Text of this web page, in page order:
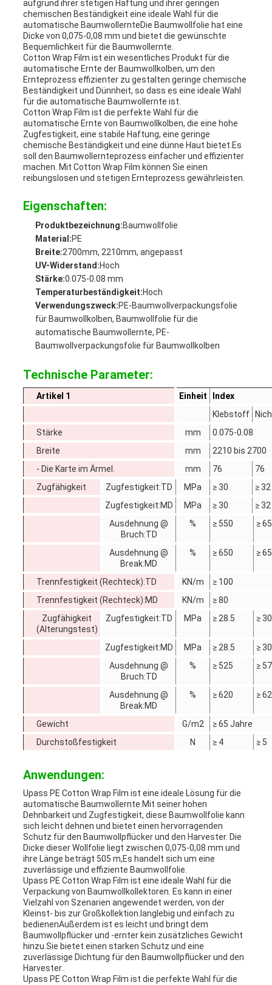
BLOG
SITEMAP
DATENSCHUTZ-
BESTIMMUNGEN
aufgrund ihrer stetigen Haftung und ihrer geringen
chemischen Beständigkeit eine ideale Wahl für die
automatische BaumwollernteDie Baumwollfolie hat eine
Dicke von 0,075-0,08 mm und bietet die gewünschte
Bequemlichkeit für die Baumwollernte.
Cotton Wrap Film ist ein wesentliches Produkt für die
automatische Ernte der Baumwollkolben, um den
Ernteprozess effizienter zu gestalten.geringe chemische
Beständigkeit und Dünnheit, so dass es eine ideale Wahl
für die automatische Baumwollernte ist.
Cotton Wrap Film ist die perfekte Wahl für die
automatische Ernte von Baumwollkolben, die eine hohe
Zugfestigkeit, eine stabile Haftung, eine geringe
chemische Beständigkeit und eine dünne Haut bietet.Es
soll den Baumwollernteprozess einfacher und effizienter
machen. Mit Cotton Wrap Film können Sie einen
reibungslosen und stetigen Ernteprozess gewährleisten.
Eigenschaften:
Produktbezeichnung:Baumwollfolie
Material:PE
Breite:2700mm, 2210mm, angepasst
UV-Widerstand:Hoch
Stärke:0.075-0.08 mm
Temperaturbeständigkeit:Hoch
Verwendungszweck:PE-Baumwollverpackungsfolie
für Baumwollkolben, Baumwollfolie für die
automatische Baumwollernte, PE-
Baumwollverpackungsfolie für Baumwollkolben
Technische Parameter:
Artikel 1 Einheit
Index
Klebstoff
Stärke
mm
0.075-0.08
Breite
mm
2210 bis 2700
- Die Karte im Ärmel.
mm 76
76
Zugfähigkeit
Zugfestigkeit:TD MPa ≥ 30
≥ 32
Zugfestigkeit:MD
MPa ≥ 30
≥ 32
Ausdehnung @
Bruch:TD
% ≥ 550 ≥
Ausdehnung @
Break:MD
% ≥ 650 ≥
Trennfestigkeit (Rechteck):TD KN/m
≥ 100
Trennfestigkeit (Rechteck):MD
KN/m
≥ 80
Zugfähigkeit
(Alterungstest)
Zugfestigkeit:TD MPa ≥ 28.5 ≥
Zugfestigkeit:MD MPa ≥ 28.5
≥
Ausdehnung @
Bruch:TD
% ≥ 525 ≥
Ausdehnung @
Break:MD
% ≥ 620 ≥
Gewicht G/m2
≥ 65 Jahre
Durchstoßfestigkeit
N ≥ 4 ≥ 5
Anwendungen:
Upass PE Cotton Wrap Film ist eine ideale Lösung für die
automatische Baumwollernte.Mit seiner hohen
Dehnbarkeit und Zugfestigkeit, diese Baumwollfolie kann
sich leicht dehnen und bietet einen hervorragenden
Schutz für den Baumwollpflücker und den Harvester. Die
Dicke dieser Wollfolie liegt zwischen 0,075-0,08 mm und
ihre Länge beträgt 505 m,Es handelt sich um eine
zuverlässige und effiziente Baumwollfolie.
Upass PE Cotton Wrap Film ist eine ideale Wahl für die
Verpackung von Baumwollkollektoren. Es kann in einer
Vielzahl von Szenarien angewendet werden, von der
Kleinst- bis zur Großkollektion.langlebig und einfach zu
bedienenAußerdem ist es leicht und bringt dem
Baumwollpflücker und -ernter kein zusätzliches Gewicht
hinzu.Sie bietet einen starken Schutz und eine
zuverlässige Dichtung für den Baumwollpflücker und den
Harvester..
Upass PE Cotton Wrap Film ist die perfekte Wahl für die